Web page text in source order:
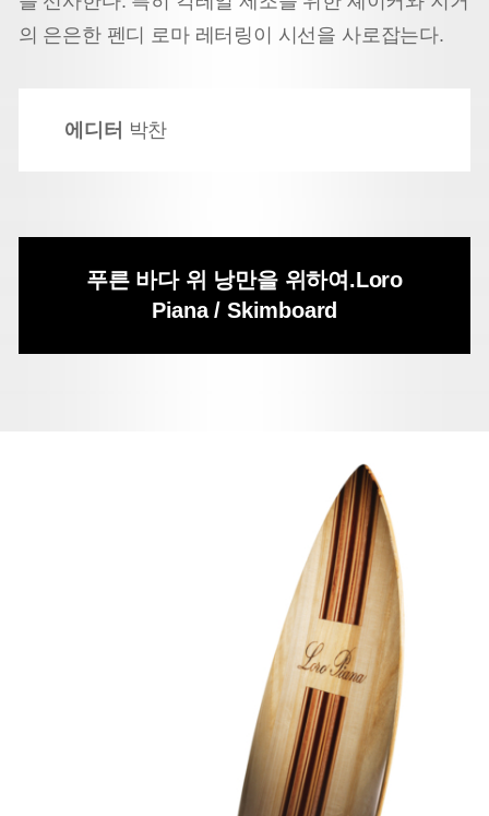
의 은은한 펜디 로마 레터링이 시선을 사로잡는다.
에디터 박찬
푸른 바다 위 낭만을 위하여.Loro
Piana /Skimboard